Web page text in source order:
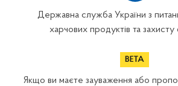
Державна служба України з
харчових продуктів та захисту
Якщо ви маєте зауваження або